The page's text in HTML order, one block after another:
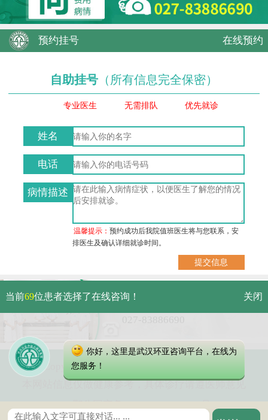
预约挂号 在线预约
自助挂号 （所有信息完全保密）
专业医生 无需排队 优先就诊
姓名
电话
病情描述
温馨提示：预约成功后我院值班医生将与您联系，安
排医生及确认详细就诊时间。
武汉市硚口区解放大道479号
Copyright 2023 武汉环亚中医白癜风医院
本网站信息仅做健康参考，具体诊疗请遵医师意见
当前69位患者选择了在线咨询！ 关闭
你好，这里是武汉环亚咨询平台，在线为
您服务！